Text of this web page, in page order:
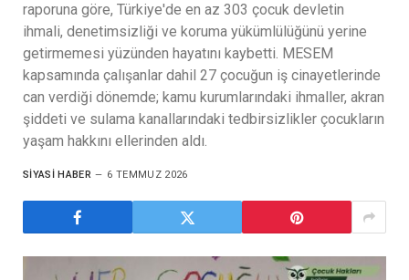
raporuna göre, Türkiye'de en az 303 çocuk devletin
ihmali, denetimsizliği ve koruma yükümlülüğünü yerine
getirmemesi yüzünden hayatını kaybetti. MESEM
kapsamında çalışanlar dahil 27 çocuğun iş cinayetlerinde
can verdiği dönemde; kamu kurumlarındaki ihmaller, akran
şiddeti ve sulama kanallarındaki tedbirsizlikler çocukların
yaşam hakkını ellerinden aldı.
SIYASI HABER 6 TEMMUZ 2026